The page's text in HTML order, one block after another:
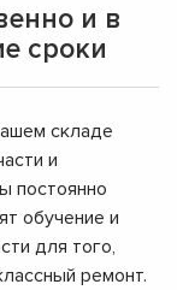
и в
сроки
складе
и
постоянно
обучение и
для того,
ремонт.